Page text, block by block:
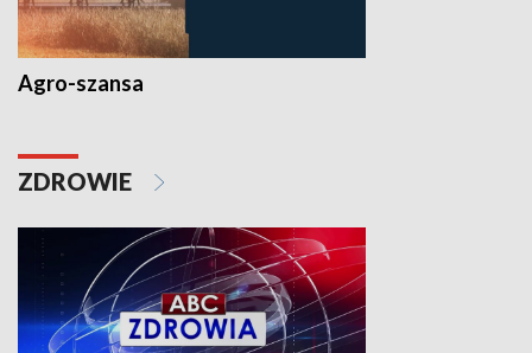
Agro-szansa
ZDROWIE